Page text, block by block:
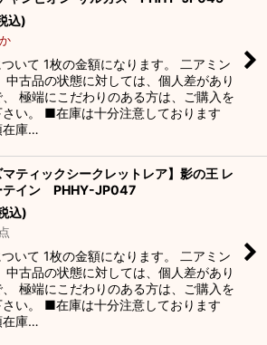
込)
いて 1枚の金額になります。 二アミン
中古品の状態に対しては、個人差があり
、 極端にこだわりのある方は、ご購入を
さい。 ■在庫は十分注意しております
在庫…
マティックシークレットレア】影の王 レ
テイン PHHY-JP047
込)
いて 1枚の金額になります。 二アミン
中古品の状態に対しては、個人差があり
、 極端にこだわりのある方は、ご購入を
さい。 ■在庫は十分注意しております
在庫…